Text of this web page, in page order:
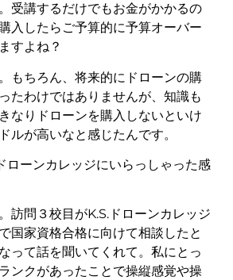
受講するだけでもお金がかかるの
入したらご予算的に予算オーバー
すよね？
もちろん、将来的にドローンの購
たわけではありませんが、知識も
なりドローンを購入しないといけ
ルが高いなと感じたんです。
ローンカレッジにいらっしゃった感
訪問３校目がK.S.ドローンカレッジ
国家資格合格に向けて相談したと
って話を聞いてくれて。私にとっ
ンクがあったことで操縦感覚や操